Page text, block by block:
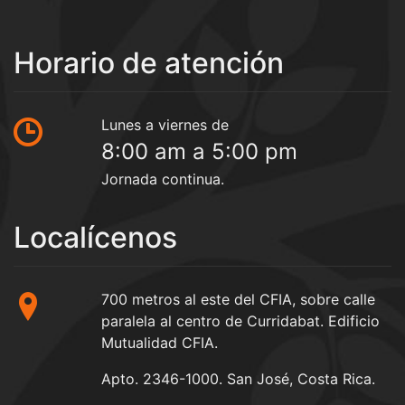
Horario de atención
Lunes a viernes de
8:00 am a 5:00 pm
Jornada continua.
Localícenos
700 metros al este del CFIA, sobre calle
paralela al centro de Curridabat. Edificio
Mutualidad CFIA.
Apto. 2346-1000. San José, Costa Rica.